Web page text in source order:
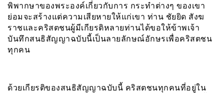
พิพากษาของพระองค์เกี่ยวกับการ กระทำต่างๆ ของเขา
ย่อมจะสร้างแต่ความเสียหายให้แก่เขา ท่าน ชัยยิด สังฆ
ราชและคริสตชนผู้มีเกียรติหลายท่านได้ขอให้ข้าพเจ้า
บันทึกสนธิสัญญาฉบับนี้เป็นลายลักษณ์อักษรเพื่อคริสตชน
ทุกคน
ด้วยเกียรติของสนธิสัญญาฉบับนี้ คริสตชนทุกคนที่อยู่ใน